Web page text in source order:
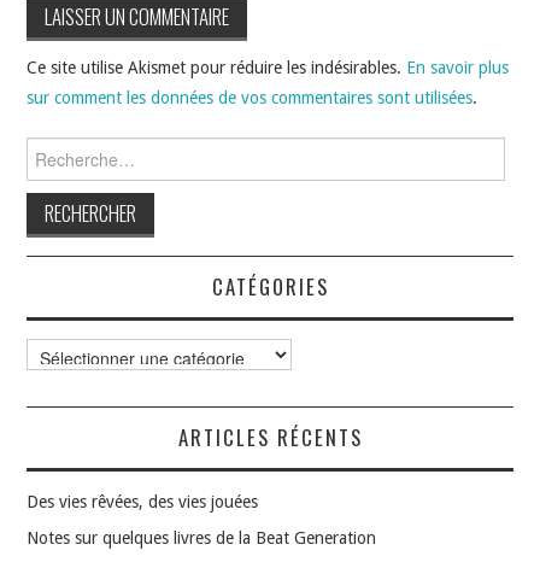
Ce site utilise Akismet pour réduire les indésirables. En savoir plus
sur comment les données de vos commentaires sont utilisées.
CATÉGORIES
Catégories
ARTICLES RÉCENTS
Des vies rêvées, des vies jouées
Notes sur quelques livres de la Beat Generation